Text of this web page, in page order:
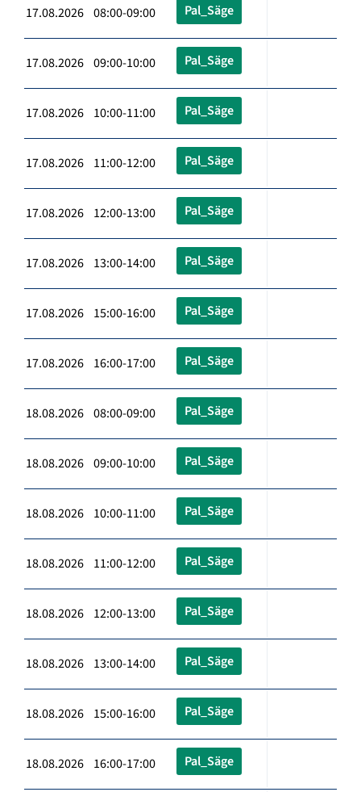
17.08.2026 08:00-09:00 Pal_Säge
17.08.2026 09:00-10:00 Pal_Säge
17.08.2026 10:00-11:00 Pal_Säge
17.08.2026 11:00-12:00 Pal_Säge
17.08.2026 12:00-13:00 Pal_Säge
17.08.2026 13:00-14:00 Pal_Säge
17.08.2026 15:00-16:00 Pal_Säge
17.08.2026 16:00-17:00 Pal_Säge
18.08.2026 08:00-09:00 Pal_Säge
18.08.2026 09:00-10:00 Pal_Säge
18.08.2026 10:00-11:00 Pal_Säge
18.08.2026 11:00-12:00 Pal_Säge
18.08.2026 12:00-13:00 Pal_Säge
18.08.2026 13:00-14:00 Pal_Säge
18.08.2026 15:00-16:00 Pal_Säge
18.08.2026 16:00-17:00 Pal_Säge